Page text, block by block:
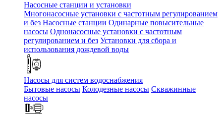
Насосные станции и установки
Многонасосные установки с частотным регулированием
и без Насосные станции Одинарные повысительные
насосы Однонасосные установки с частотным
регулированием и без Установки для сбора и
использования дождевой воды
Насосы для систем водоснабжения
Бытовые насосы Колодезные насосы Скважинные
насосы